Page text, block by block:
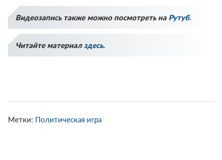
Видеозапись также можно посмотреть на Рутуб.
Читайте материалздесь.
Метки: Политическая игра